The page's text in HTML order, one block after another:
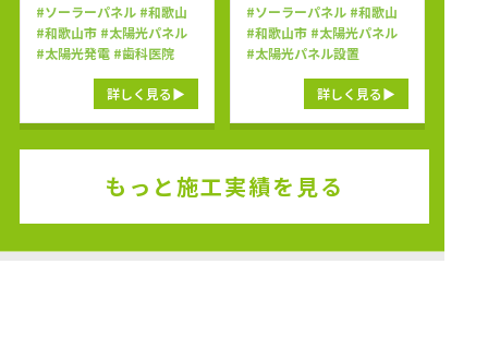
#ソーラーパネル #和歌山
#和歌山市 #太陽光パネル
#太陽光発電 #歯科医院
詳しく見る
#ソーラーパネル #和歌山
#和歌山市 #太陽光パネル
#太陽光パネル設置
詳しく見る
もっと施工実績を見る